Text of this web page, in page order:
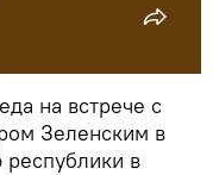
на встрече с
Зеленским в
в